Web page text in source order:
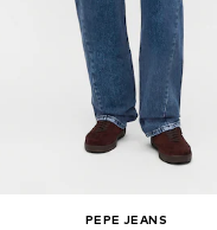
PEPE JEANS